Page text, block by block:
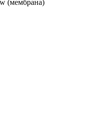
(мембрана)